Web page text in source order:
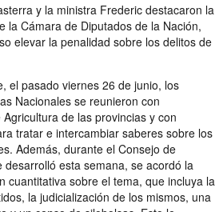
y la ministra Frederic destacaron la
la Cámara de Diputados de la Nación,
elevar la penalidad sobre los delitos de
el pasado viernes 26 de junio, los
Nacionales se reunieron con
de las provincias y con
tratar e intercambiar saberes sobre los
Además, durante el Consejo de
esta semana, se acordó la
cuantitativa sobre el tema, que incluya la
la judicialización de los mismos, una